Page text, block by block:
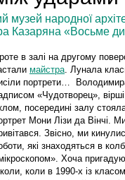
музей народної
Казаряна «Восьме
в залі на другому
майстра . Лунала
портрети…
«Чудотворец»,
посередині залу стояла
Мони Лізи да Вінчі.
Звісно, ми
які знаходяться в
Хоча
коли в 1990-х із